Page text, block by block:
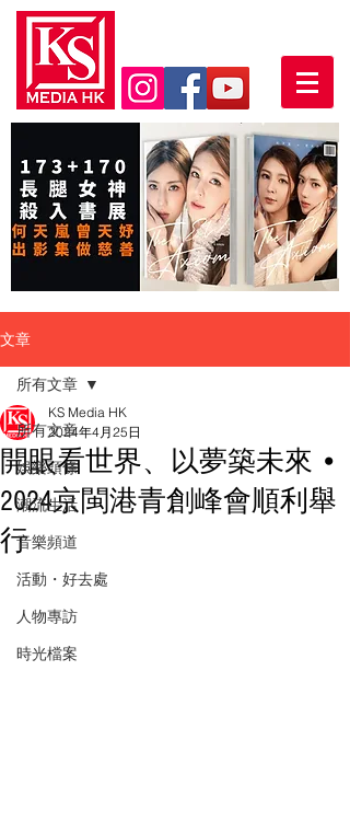
文章
所有文章
娛樂頭條
潮流生活
音樂頻道
活動・好去處
人物專訪
時光檔案
所有文章
開眼看世界、以夢築未來 •
2024京閩港青創峰會順利舉
行
KS Media HK
2024年4月25日